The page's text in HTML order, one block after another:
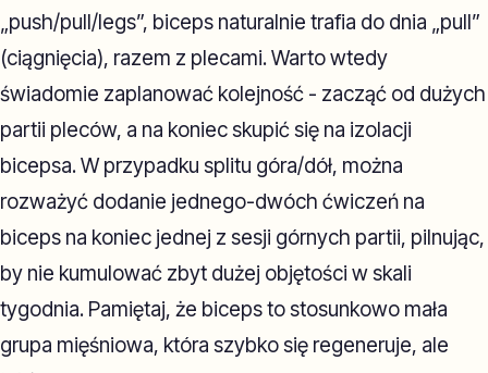
„push/pull/legs”, biceps naturalnie trafia do dnia „pull”
(ciągnięcia), razem z plecami. Warto wtedy
świadomie zaplanować kolejność - zacząć od dużych
partii pleców, a na koniec skupić się na izolacji
bicepsa. W przypadku splitu góra/dół, można
rozważyć dodanie jednego-dwóch ćwiczeń na
biceps na koniec jednej z sesji górnych partii, pilnując,
by nie kumulować zbyt dużej objętości w skali
tygodnia. Pamiętaj, że biceps to stosunkowo mała
grupa mięśniowa, która szybko się regeneruje, ale